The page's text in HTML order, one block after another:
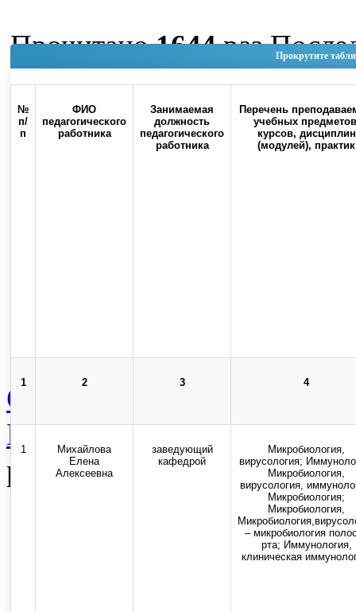
Прокрутите
№
п/
п
ФИО
педагогического
работника
Занимаемая
должность
педагогического
работника
Перечень
учебных
курсов, дисциплин
(модулей), практик
1 2 3 4
1
Михайлова
Елена
Алексеевна
заведующий
кафедрой
Микробиология,
вирусология;
Микробиология,
вирусология,
Микробиология;
Микробиология,
– микробиология
рта; Иммунология,
клиническая
Прочитано1644раз
изменение Четверг, 04
11:14
Наверх
Сведения об
Вспомогательная
работников